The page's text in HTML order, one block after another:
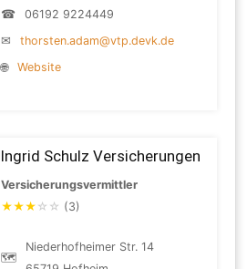
☎
06192 9224449
✉
thorsten.adam@vtp.devk.de
🌐
Website
Ingrid Schulz Versicherungen
Versicherungsvermittler
★★★ ☆ ☆ (3)
🗺
Niederhofheimer Str. 14